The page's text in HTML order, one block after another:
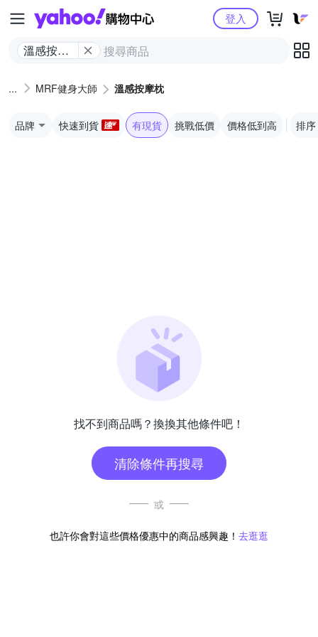
Yahoo購物中心
溫感按摩
登入
MRF健身大師 溫感按摩枕
品牌 快速到貨 有現貨 挑戰低價 價格低到高 排序
找不到商品嗎？換換其他條件吧！
清除條件再搜尋
或
也許你會對這些價格優惠中的商品感興趣！ 去逛逛